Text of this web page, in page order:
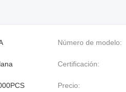
Número de modelo:
Certificación:
Precio: